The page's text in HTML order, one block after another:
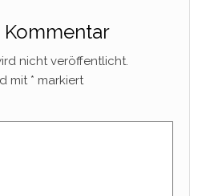
Kommentar
nicht veröffentlicht.
mit * markiert